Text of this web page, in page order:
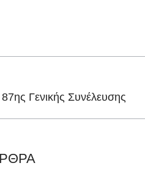
Γενικής Συνέλευσης